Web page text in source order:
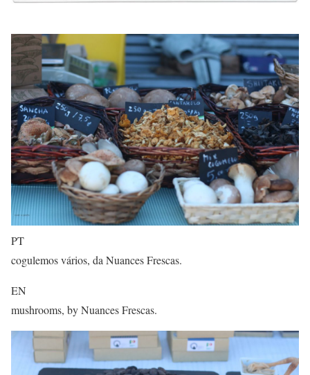
PT
cogulemos vários, da Nuances Frescas.
EN
mushrooms, by Nuances Frescas.